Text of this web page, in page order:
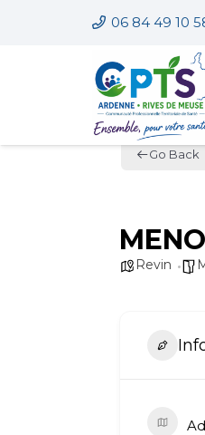
06 84 49 10
Go Back
Revin